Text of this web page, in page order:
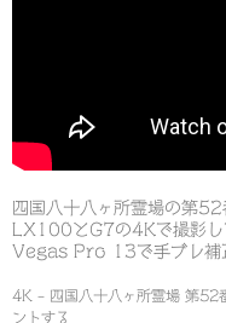
四国八十八ヶ所霊場の第
LX100とG7の4Kで撮影
Vegas Pro 13で手ブレ補
4K – 四国八十八ヶ所霊場 第52
ントする